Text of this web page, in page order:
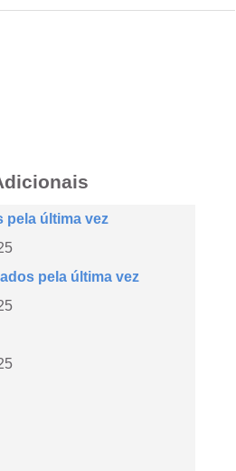
pela última vez
pela última vez